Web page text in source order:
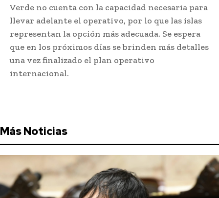
Verde no cuenta con la capacidad necesaria para
llevar adelante el operativo, por lo que las islas
representan la opción más adecuada. Se espera
que en los próximos días se brinden más detalles
una vez finalizado el plan operativo
internacional.
Más Noticias